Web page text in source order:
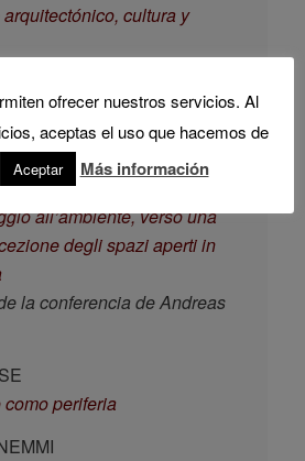
cultura y
Ecología y ciudad
all’ambiente, verso una
degli spazi aperti in
la conferencia de Andreas
periferia
ofrecer nuestros servicios. Al
aceptas el uso que hacemos de
Aceptar Más información